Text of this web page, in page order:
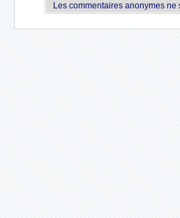
Les commentaires anonymes ne